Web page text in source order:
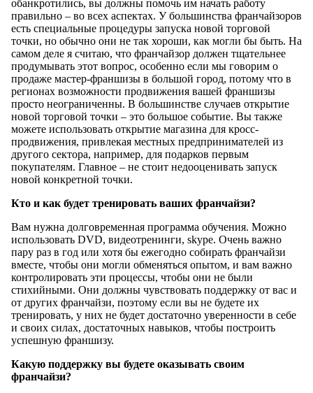
обанкротились, вы должны помочь им начать работу
правильно – во всех аспектах. У большинства франчайзоров
есть специальные процедуры запуска новой торговой
точки, но обычно они не так хороши, как могли бы быть. На
самом деле я считаю, что франчайзор должен тщательнее
продумывать этот вопрос, особенно если мы говорим о
продаже мастер-франшизы в большой город, потому что в
регионах возможности продвижения вашей франшизы
просто неограниченны. В большинстве случаев открытие
новой торговой точки – это большое событие. Вы также
можете использовать открытие магазина для кросс-
продвижения, привлекая местных предпринимателей из
другого сектора, например, для подарков первым
покупателям. Главное – не стоит недооценивать запуск
новой конкретной точки.
Кто и как будет тренировать ваших франчайзи?
Вам нужна долговременная программа обучения. Можно
использовать DVD, видеотренинги, skype. Очень важно
пару раз в год или хотя бы ежегодно собирать франчайзи
вместе, чтобы они могли обменяться опытом, и вам важно
контролировать эти процессы, чтобы они не были
стихийными. Они должны чувствовать поддержку от вас и
от других франчайзи, поэтому если вы не будете их
тренировать, у них не будет достаточно уверенности в себе
и своих силах, достаточных навыков, чтобы построить
успешную франшизу.
Какую поддержку вы будете оказывать своим
франчайзи?